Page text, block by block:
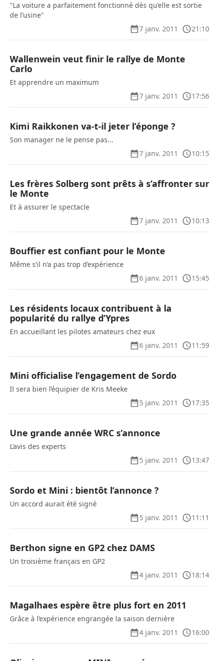
"La voiture a parfaitement fonctionné dès qu’elle est sortie
de l’usine"
7 janv. 2011
21:10
Wallenwein veut finir le rallye de Monte
Carlo
Et apprendre un maximum
7 janv. 2011
17:56
Kimi Raikkonen va-t-il jeter l’éponge ?
Son manager ne le pense pas...
7 janv. 2011
10:15
Les frères Solberg sont prêts à s’affronter sur
le Monte
Et à assurer le spectacle
7 janv. 2011
10:13
Bouffier est confiant pour le Monte
Même s’il n’a pas trop d’expérience
6 janv. 2011
15:45
Les résidents locaux contribuent à la
popularité du rallye d’Ypres
En accueillant les pilotes amateurs chez eux
6 janv. 2011
11:59
Mini officialise l’engagement de Sordo
Il sera bien l’équipier de Kris Meeke
5 janv. 2011
17:35
Une grande année WRC s’annonce
L’avis des experts
5 janv. 2011
13:47
Sordo et Mini : bientôt l’annonce ?
Un accord aurait été signé
5 janv. 2011
11:11
Berthon signe en GP2 chez DAMS
Un troisième français en GP2
4 janv. 2011
18:14
Magalhaes espère être plus fort en 2011
Grâce à l’expérience engrangée la saison dernière
4 janv. 2011
16:00